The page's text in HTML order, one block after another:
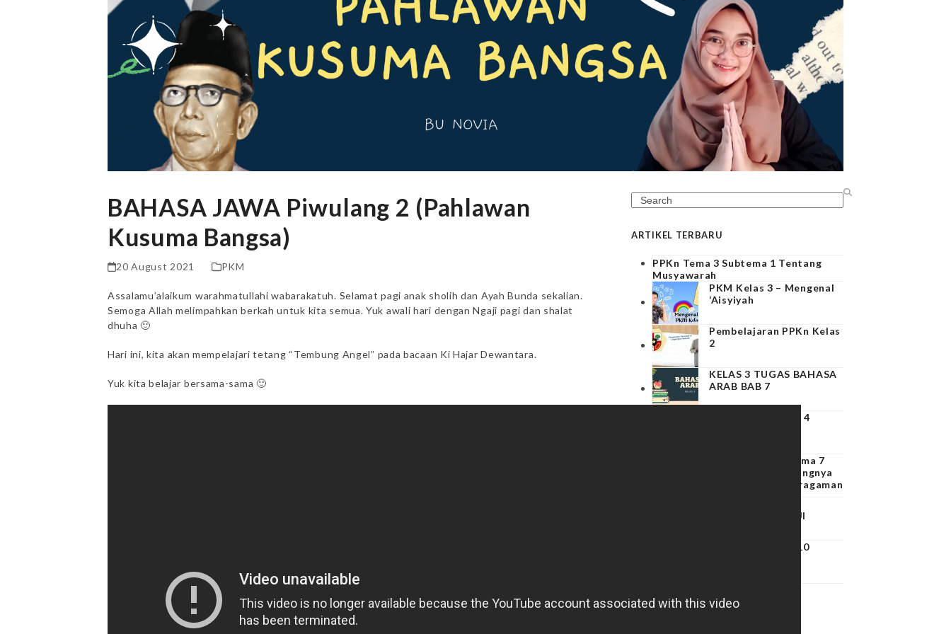
BAHASA JAWA Piwulang 2 (Pahlawan
Kusuma Bangsa)
20 August 2021 PKM
Assalamu’alaikum warahmatullahi wabarakatuh. Selamat pagi anak sholih dan Ayah Bunda sekalian.
Semoga Allah melimpahkan berkah untuk kita semua. Yuk awali hari dengan Ngaji pagi dan shalat
dhuha 🙂
Hari ini, kita akan mempelajari tetang “Tembung Angel” pada bacaan Ki Hajar Dewantara.
Yuk kita belajar bersama-sama 🙂
Search
ARTIKEL TERBARU
PPKn Tema 3 Subtema 1 Tentang
Musyawarah
PKM Kelas 3 – Mengenal
‘Aisyiyah
Pembelajaran PPKn Kelas
2
KELAS 3 TUGAS BAHASA
ARAB BAB 7
TUGAS PAI KELAS 4
PPKn Kelas 3 – Tema 7
Subtema 4 – Pentingnya
Menghargai Keberagaman
PERILAKU TERPUJI
PAI KELAS 4 BAB 10